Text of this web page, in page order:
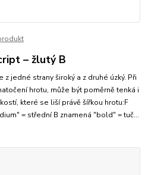
– žlutý B
jedné strany široký a z druhé úzký. Při
hrotu, může být poměrně tenká i
které se liší právě šířkou hrotu:F
= střední B znamená "bold" = tuč...